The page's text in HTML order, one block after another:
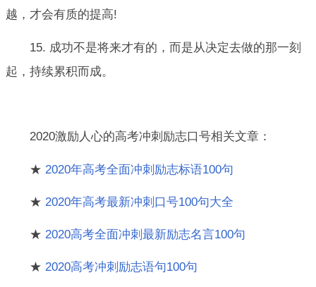
越，才会有质的提高!
15. 成功不是将来才有的，而是从决定去做的那一刻
起，持续累积而成。
2020激励人心的高考冲刺励志口号相关文章：
★ 2020年高考全面冲刺励志标语100句
★ 2020年高考最新冲刺口号100句大全
★ 2020高考全面冲刺最新励志名言100句
★ 2020高考冲刺励志语句100句